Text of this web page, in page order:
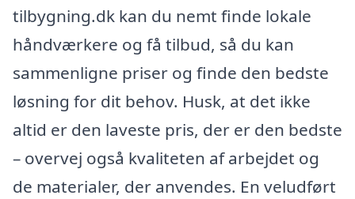
tilbygning.dk kan du nemt finde lokale
håndværkere og få tilbud, så du kan
sammenligne priser og finde den bedste
løsning for dit behov. Husk, at det ikke
altid er den laveste pris, der er den bedste
– overvej også kvaliteten af arbejdet og
de materialer, der anvendes. En veludført